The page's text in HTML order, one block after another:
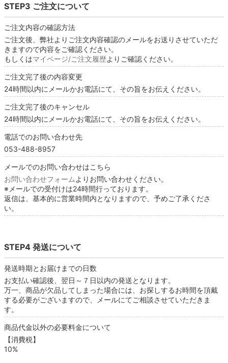
STEP3 ご注文について
ご注文内容の確認方法
ご注文後、弊社よりご注文内容確認のメールをお送りさせていただ
きますので内容をご確認ください。
もしくはマイページ/ご注文履歴よりご確認ください。
ご注文完了後の内容変更
24時間以内にメールかお電話にて、その旨をお伝えください。
ご注文完了後のキャンセル
24時間以内にメールかお電話にて、その旨をお伝えください。
電話でのお問い合わせ先
053-488-8957
メールでのお問い合わせはこちら
お問い合わせフォーム よりお問い合わせください。
※メールでの受付けは24時間行っております。
返信は、基本的に営業時間内となりますので、予めご了承くださ
い。
STEP4 発送について
発送時期とお届けまでの日数
お支払い確認後、翌日～７日以内の発送となります。
万一、商品が欠品してしまった場合には、お探しするお時間を頂戴
する必要がございますので、メールにてご相談させていただきま
す。
商品代金以外の必要料金について
【消費税】
10%